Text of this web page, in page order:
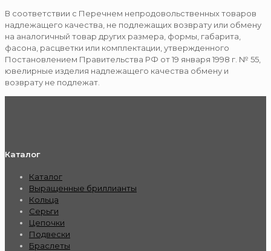
В соответствии с Перечнем непродовольственных товаров
надлежащего качества, не подлежащих возврату или обмену
на аналогичный товар других размера, формы, габарита,
фасона, расцветки или комплектации, утвержденного
Постановлением Правительства РФ от 19 января 1998 г. № 55,
ювелирные изделия надлежащего качества обмену и
возврату не подлежат.
Каталог
Каталог
Выращенные бриллианты
Кольца
Серьги
Цепочки
Подвески
Браслеты